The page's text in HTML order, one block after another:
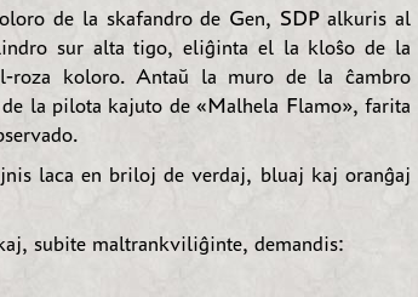
de la skafandro de Gen, SDP alkuris al
sur alta tigo, eliĝinta el la kloŝo de la
koloro. Antaŭ la muro de la ĉambro
la pilota kajuto de «Malhela Flamo», farita
laca en briloj de verdaj, bluaj kaj oranĝaj
subite maltrankviliĝinte, demandis: